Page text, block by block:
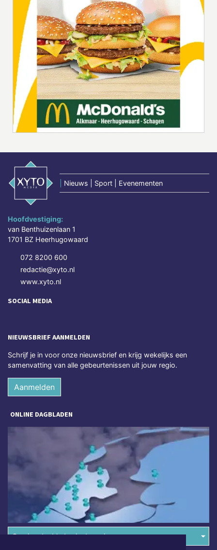
Nieuws | Sport | Evenementen
Hoofdvestiging:
van Benthuizenlaan 1
1701 BZ Heerhugowaard
072 8200 600
redactie@xyto.nl
www.xyto.nl
SOCIAL MEDIA
NIEUWSBRIEF AANMELDEN
Schrijf je in voor onze nieuwsbrief en krijg wekelijks een
samenvatting van alle gebeurtenissen uit jouw regio.
Aanmelden
ONLINE DAGBLADEN
Overige dagbladen in de regio